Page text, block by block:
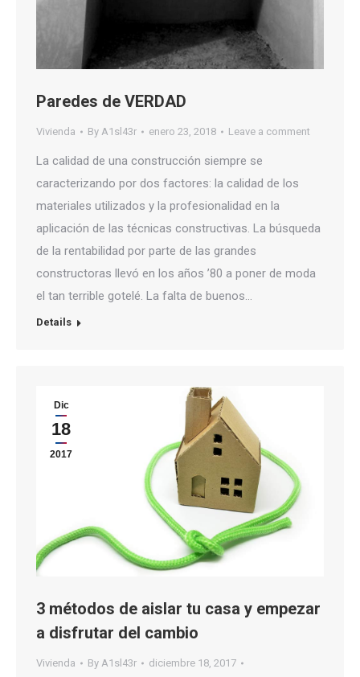
Paredes de VERDAD
Vivienda By A1sl43r enero 23, 2018 Leave a comment
La calidad de una construcción siempre se
caracterizando por dos factores: la calidad de los
materiales utilizados y la profesionalidad en la
aplicación de las técnicas constructivas. La búsqueda
de la rentabilidad por parte de las grandes
constructoras llevó en los años ’80 a poner de moda
el tan terrible gotelé. La falta de buenos…
Details
Dic
18
2017
3 métodos de aislar tu casa y empezar
a disfrutar del cambio
Vivienda By A1sl43r diciembre 18, 2017